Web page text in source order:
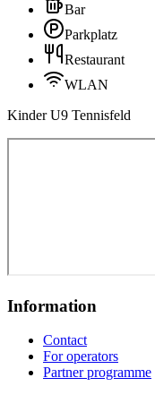
Bar
Parkplatz
Restaurant
WLAN
Kinder U9 Tennisfeld
Information
Contact
For operators
Partner programme